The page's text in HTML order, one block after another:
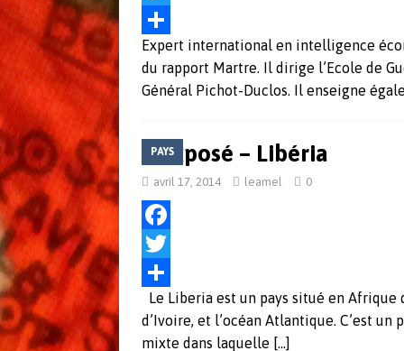
a
c
e
o
o
T
w
i
t
e
P
a
t
a
e
r
Expert international en intelligence
du rapport Martre. Il dirige l’Ecole de
Général Pichot-Duclos. Il enseigne
PAYS
Exposé – Libéria
avril 17, 2014 leamel 0
F
a
e
T
w
i
P
a
Le Liberia est un pays situé en Afrique
d’Ivoire, et l’océan Atlantique. C’est
mixte dans laquelle […]